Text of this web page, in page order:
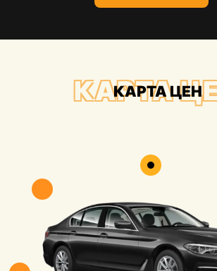
КАРТА
КАРТА ЦЕН